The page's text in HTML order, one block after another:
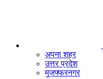
अपना शहर
उत्तर प्रदेश
मुजफ्फरनगर